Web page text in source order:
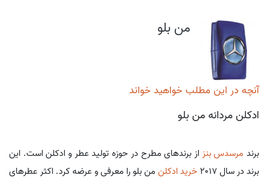
من بلو
آنچه در این مطلب خواهید خواند
ادکلن مردانه من بلو
برند مرسدس بنز از برندهای مطرح در حوزه تولید عطر و ادکلن است. این
برند در سال 2017
خرید ادکلن من بلو را معرفی و عرضه کرد. اکثر عطرهای